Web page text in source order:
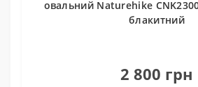
овальний Naturehike
блакитний
2 800 грн